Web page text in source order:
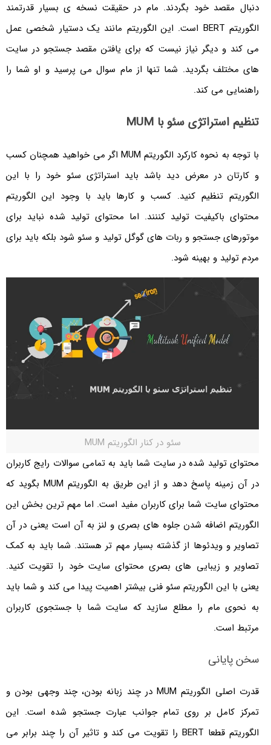
دنبال مقصد خود بگردند. مام در حقیقت نسخه ی بسیار قدرتمند
الگوریتم BERT است. این الگوریتم مانند یک دستیار شخصی عمل
می کند و دیگر نیاز نیست که برای یافتن مقصد جستجو در سایت
های مختلف بگردید. شما تنها از مام سوال می پرسید و او شما را
راهنمایی می کند.
تنظیم استراتژی سئو با MUM
با توجه به نحوه کارکرد الگوریتم MUM اگر می خواهید همچنان کسب
و کارتان در معرض دید باشد باید استراتژی سئو خود را با این
الگوریتم تنظیم کنید. کسب و کارها باید با وجود این الگوریتم
محتوای باکیفیت تولید کننند. اما محتوای تولید شده نباید برای
موتورهای جستجو و ربات های گوگل تولید و سئو شود بلکه باید برای
مردم تولید و بهینه شود.
سئو در کنار الگوریتم MUM
محتوای تولید شده در سایت شما باید به تمامی سوالات رایج کاربران
در آن زمینه پاسخ دهد و از این طریق به الگوریتم MUM بگوید که
محتوای سایت شما برای کاربران مفید است. اما مهم ترین بخش این
الگوریتم اضافه شدن جلوه های بصری و لنز به آن است یعنی در آن
تصاویر و ویدئوها از گذشته بسیار مهم تر هستند. شما باید به کمک
تصاویر و زیبایی های بصری محتوای سایت خود را تقویت کنید.
یعنی با این الگوریتم سئو فنی بیشتر اهمیت پیدا می کند و شما باید
به نحوی مام را مطلع سازید که سایت شما با جستجوی کاربران
مرتبط است.
سخن پایانی
قدرت اصلی الگوریتم MUM در چند زبانه بودن، چند وجهی بودن و
تمرکز کامل بر روی تمام جوانب عبارت جستجو شده است. این
الگوریتم قطعا BERT را تقویت می کند و تاثیر آن را چند برابر می